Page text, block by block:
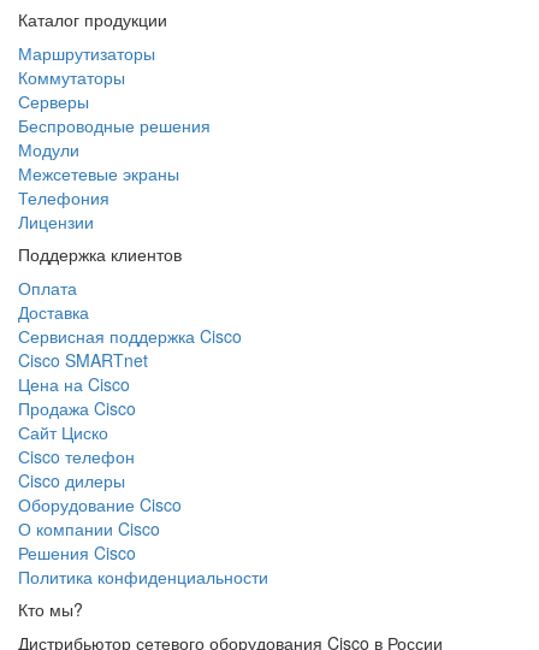
Каталог продукции
Маршрутизаторы
Коммутаторы
Серверы
Беспроводные решения
Модули
Межсетевые экраны
Телефония
Лицензии
Поддержка клиентов
Оплата
Доставка
Сервисная поддержка Cisco
Cisco SMARTnet
Цена на Cisco
Продажа Cisco
Сайт Циско
Сisco телефон
Cisco дилеры
Оборудование Cisco
О компании Cisco
Решения Cisco
Политика конфиденциальности
Кто мы?
Дистрибьютор сетевого оборудования Cisco в России